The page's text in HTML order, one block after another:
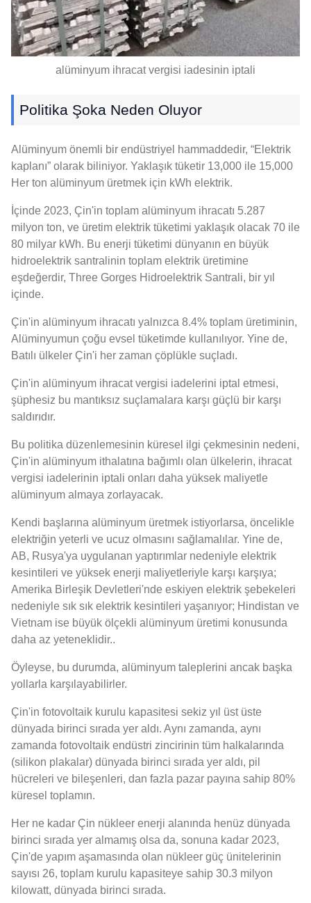
alüminyum ihracat vergisi iadesinin iptali
Politika Şoka Neden Oluyor
Alüminyum önemli bir endüstriyel hammaddedir, “Elektrik
kaplanı” olarak biliniyor. Yaklaşık tüketir 13,000 ile 15,000
Her ton alüminyum üretmek için kWh elektrik.
İçinde 2023, Çin'in toplam alüminyum ihracatı 5.287
milyon ton, ve üretim elektrik tüketimi yaklaşık olacak 70 ile
80 milyar kWh. Bu enerji tüketimi dünyanın en büyük
hidroelektrik santralinin toplam elektrik üretimine
eşdeğerdir, Three Gorges Hidroelektrik Santrali, bir yıl
içinde.
Çin'in alüminyum ihracatı yalnızca 8.4% toplam üretiminin,
Alüminyumun çoğu evsel tüketimde kullanılıyor. Yine de,
Batılı ülkeler Çin'i her zaman çöplükle suçladı.
Çin'in alüminyum ihracat vergisi iadelerini iptal etmesi,
şüphesiz bu mantıksız suçlamalara karşı güçlü bir karşı
saldırıdır.
Bu politika düzenlemesinin küresel ilgi çekmesinin nedeni,
Çin'in alüminyum ithalatına bağımlı olan ülkelerin, ihracat
vergisi iadelerinin iptali onları daha yüksek maliyetle
alüminyum almaya zorlayacak.
Kendi başlarına alüminyum üretmek istiyorlarsa, öncelikle
elektriğin yeterli ve ucuz olmasını sağlamalılar. Yine de,
AB, Rusya'ya uygulanan yaptırımlar nedeniyle elektrik
kesintileri ve yüksek enerji maliyetleriyle karşı karşıya;
Amerika Birleşik Devletleri'nde eskiyen elektrik şebekeleri
nedeniyle sık sık elektrik kesintileri yaşanıyor; Hindistan ve
Vietnam ise büyük ölçekli alüminyum üretimi konusunda
daha az yeteneklidir..
Öyleyse, bu durumda, alüminyum taleplerini ancak başka
yollarla karşılayabilirler.
Çin'in fotovoltaik kurulu kapasitesi sekiz yıl üst üste
dünyada birinci sırada yer aldı. Aynı zamanda, aynı
zamanda fotovoltaik endüstri zincirinin tüm halkalarında
(silikon plakalar) dünyada birinci sırada yer aldı, pil
hücreleri ve bileşenleri, dan fazla pazar payına sahip 80%
küresel toplamın.
Her ne kadar Çin nükleer enerji alanında henüz dünyada
birinci sırada yer almamış olsa da, sonuna kadar 2023,
Çin'de yapım aşamasında olan nükleer güç ünitelerinin
sayısı 26, toplam kurulu kapasiteye sahip 30.3 milyon
kilowatt, dünyada birinci sırada.